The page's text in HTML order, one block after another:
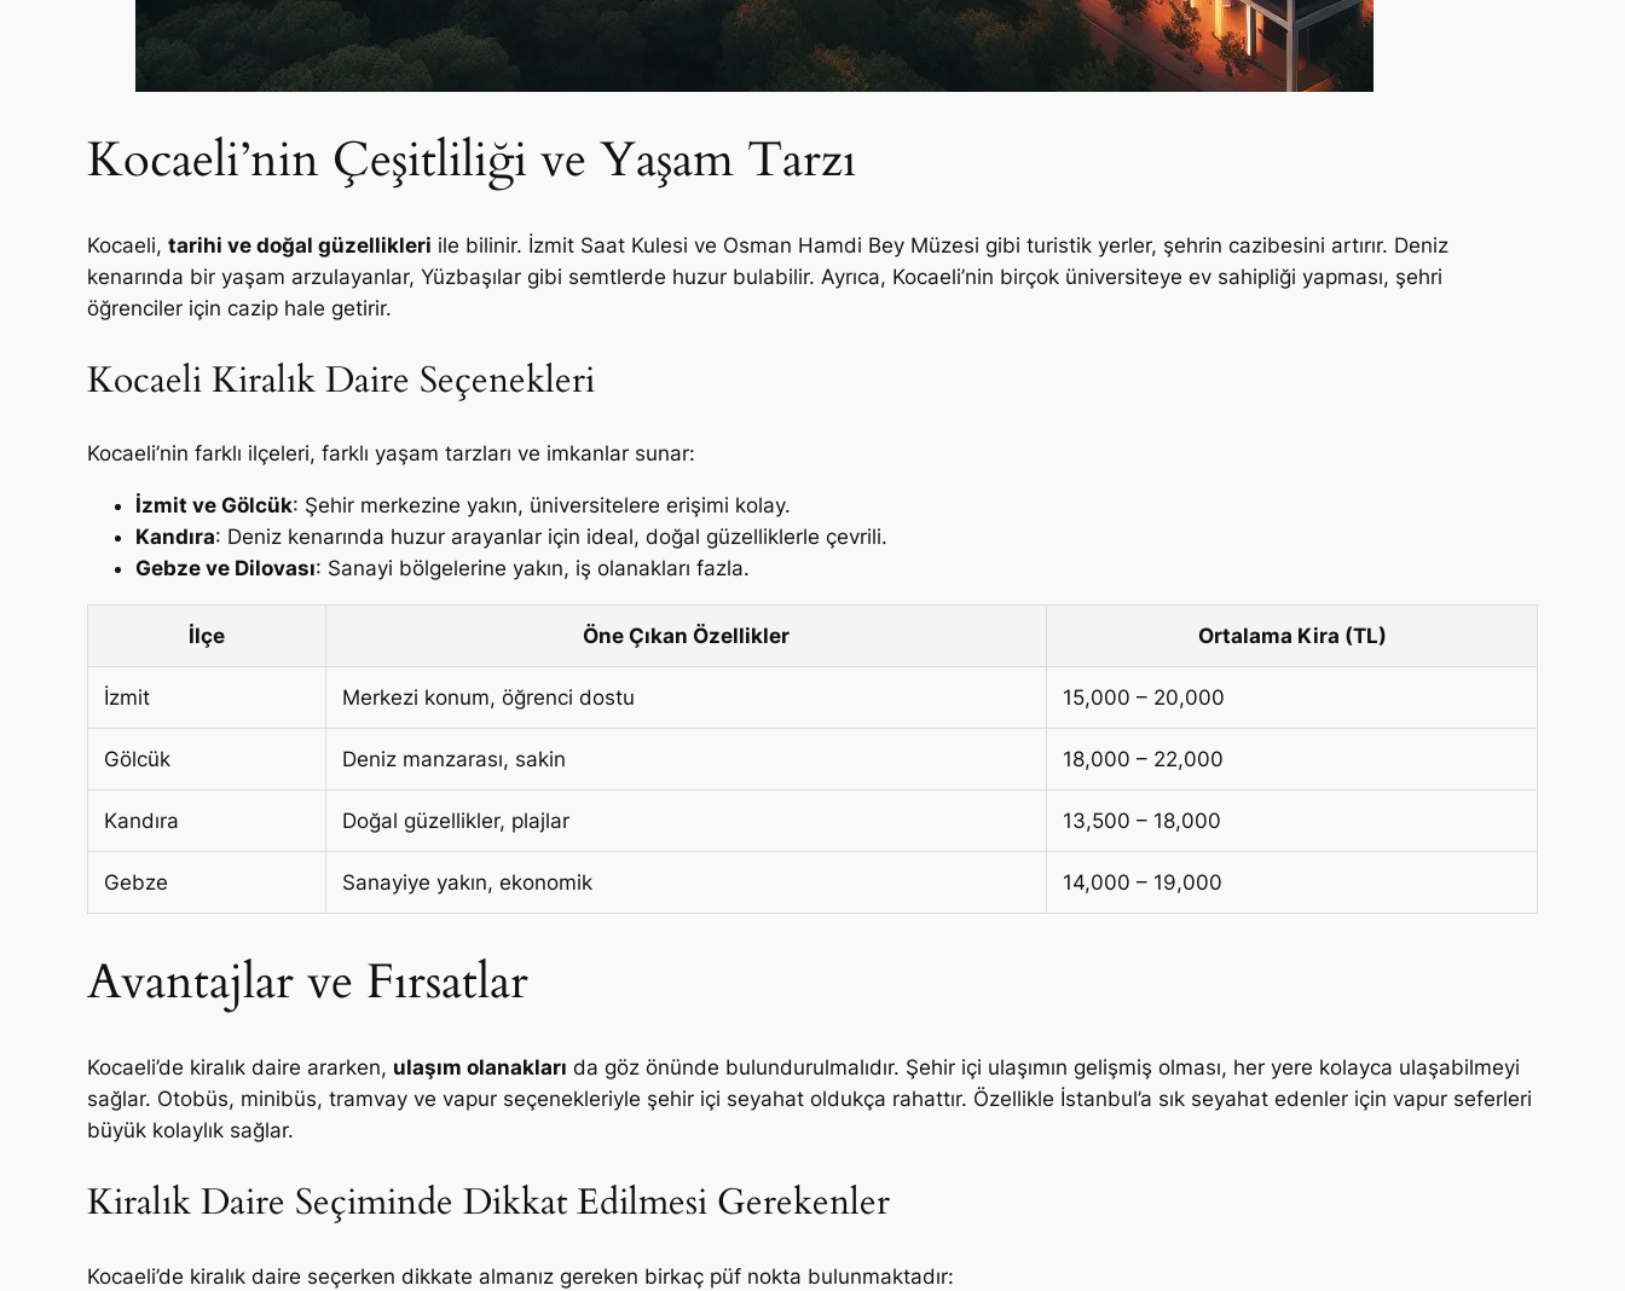
Kocaeli’nin Çeşitliliği ve Yaşam Tarzı
Kocaeli, tarihi ve doğal güzellikleri ile bilinir. İzmit Saat Kulesi ve Osman Hamdi Bey Müzesi gibi turistik yerler, şehrin cazibesini artırır. Deniz
kenarında bir yaşam arzulayanlar, Yüzbaşılar gibi semtlerde huzur bulabilir. Ayrıca, Kocaeli’nin birçok üniversiteye ev sahipliği yapması, şehri
öğrenciler için cazip hale getirir.
Kocaeli Kiralık Daire Seçenekleri
Kocaeli’nin farklı ilçeleri, farklı yaşam tarzları ve imkanlar sunar:
İzmit ve Gölcük: Şehir merkezine yakın, üniversitelere erişimi kolay.
Kandıra: Deniz kenarında huzur arayanlar için ideal, doğal güzelliklerle çevrili.
Gebze ve Dilovası: Sanayi bölgelerine yakın, iş olanakları fazla.
İlçe Öne Çıkan Özellikler Ortalama Kira (TL)
İzmit Merkezi konum, öğrenci dostu 15,000 – 20,000
Gölcük Deniz manzarası, sakin 18,000 – 22,000
Kandıra Doğal güzellikler, plajlar 13,500 – 18,000
Gebze Sanayiye yakın, ekonomik 14,000 – 19,000
Avantajlar ve Fırsatlar
Kocaeli’de kiralık daire ararken, ulaşım olanakları da göz önünde bulundurulmalıdır. Şehir içi ulaşımın gelişmiş olması, her yere kolayca ulaşabilmeyi
sağlar. Otobüs, minibüs, tramvay ve vapur seçenekleriyle şehir içi seyahat oldukça rahattır. Özellikle İstanbul’a sık seyahat edenler için vapur seferleri
büyük kolaylık sağlar.
Kiralık Daire Seçiminde Dikkat Edilmesi Gerekenler
Kocaeli’de kiralık daire seçerken dikkate almanız gereken birkaç püf nokta bulunmaktadır: